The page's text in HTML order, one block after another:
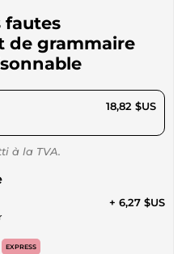
fautes
de grammaire
$US 18,82 $US
à la TVA.
+ 6,27 $US
EXPRESS